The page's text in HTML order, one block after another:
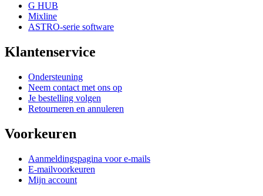
G HUB
Mixline
ASTRO-serie software
Klantenservice
Ondersteuning
Neem contact met ons op
Je bestelling volgen
Retourneren en annuleren
Voorkeuren
Aanmeldingspagina voor e-mails
E-mailvoorkeuren
Mijn account